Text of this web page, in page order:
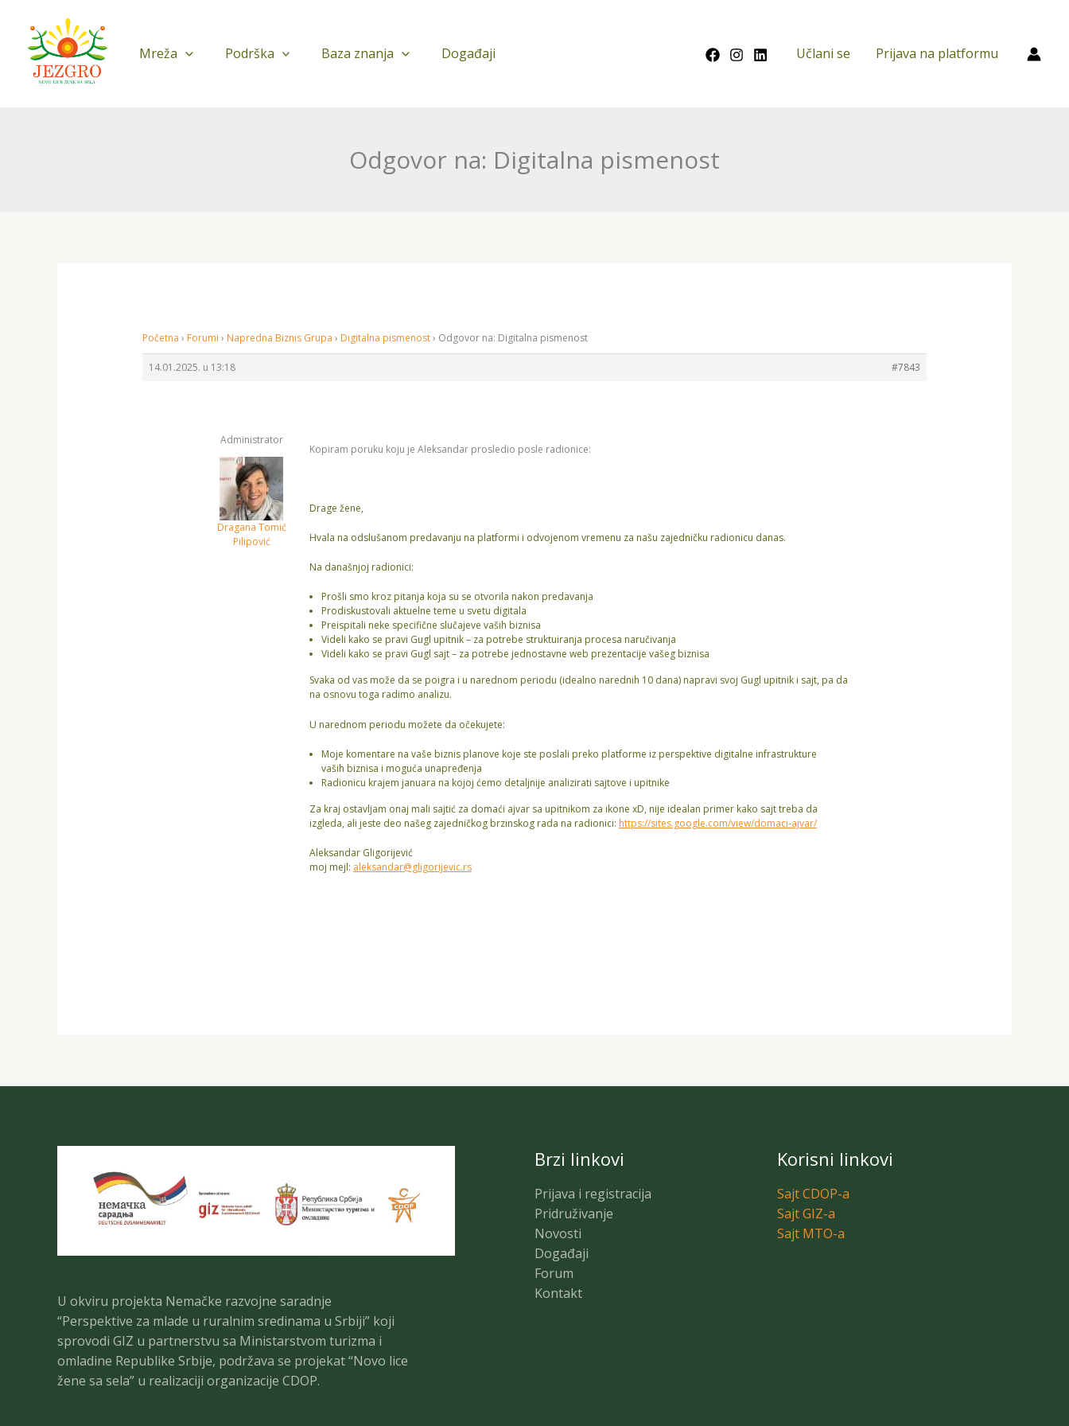
sadržaj
Mreža Podrška Baza znanja Događaji Učlani se Prijava na platformu
Odgovor na: Digitalna pismenost
Početna › Forumi › Napredna Biznis Grupa › Digitalna pismenost› Odgovor na: Digitalna pismenost
14.01.2025. u 13:18 #7843
Administrator
Dragana Tomić
Pilipović
Kopiram poruku koju je Aleksandar prosledio posle radionice:
Drage žene,
Hvala na odslušanom predavanju na platformi i odvojenom vremenu za našu zajedničku radionicu danas.
Na današnjoj radionici:
Prošli smo kroz pitanja koja su se otvorila nakon predavanja
Prodiskustovali aktuelne teme u svetu digitala
Preispitali neke specifične slučajeve vaših biznisa
Videli kako se pravi Gugl upitnik – za potrebe struktuiranja procesa naručivanja
Videli kako se pravi Gugl sajt – za potrebe jednostavne web prezentacije vašeg biznisa
Svaka od vas može da se poigra i u narednom periodu (idealno narednih 10 dana) napravi svoj Gugl upitnik i sajt, pa da
na osnovu toga radimo analizu.
U narednom periodu možete da očekujete:
Moje komentare na vaše biznis planove koje ste poslali preko platforme iz perspektive digitalne infrastrukture
vaših biznisa i moguća unapređenja
Radionicu krajem januara na kojoj ćemo detaljnije analizirati sajtove i upitnike
Za kraj ostavljam onaj mali sajtić za domaći ajvar sa upitnikom za ikone xD, nije idealan primer kako sajt treba da
izgleda, ali jeste deo našeg zajedničkog brzinskog rada na radionici: https://sites.google.com/view/domaci-ajvar/
Aleksandar Gligorijević
moj mejl: aleksandar@gligorijevic.rs
U okviru projekta Nemačke razvojne saradnje
“Perspektive za mlade u ruralnim sredinama u Srbiji” koji
sprovodi GIZ u partnerstvu sa Ministarstvom turizma i
omladine Republike Srbije, podržava se projekat “Novo lice
žene sa sela” u realizaciji organizacije CDOP.
Brzi linkovi
Prijava i registracija
Pridruživanje
Novosti
Događaji
Forum
Kontakt
Korisni linkovi
Sajt CDOP-a
Sajt GIZ-a
Sajt MTO-a